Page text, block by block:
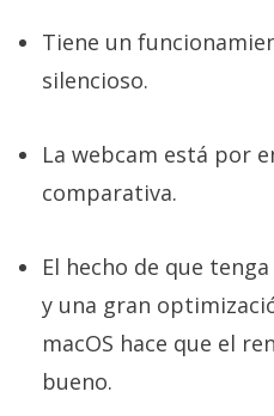
Tiene un
silencioso.
La webcam está por
comparativa.
El hecho de que
y una gran
macOS hace que el
bueno.